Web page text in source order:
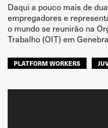
Daqui a pouco mais de
empregadores e
o mundo se reunirão na
Trabalho (OIT) em
PLATFORM WORKERS